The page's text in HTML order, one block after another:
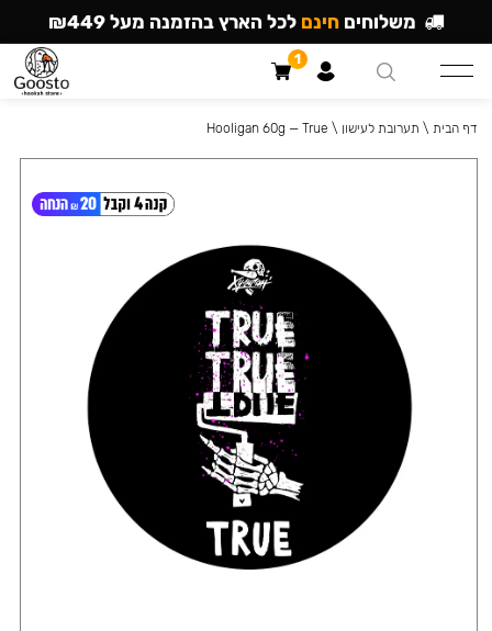
דף הבית \ תערובת לעישון \
Hooligan 60g — True
משלוחים חינם לכל הארץ בהזמנה מעל ₪449
1